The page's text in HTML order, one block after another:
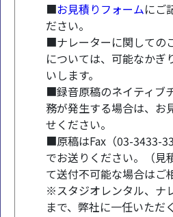
■お見積りフォームにご
ださい。
■ナレーターに関しての
については、可能なかぎ
いします。
■録音原稿のネイティブ
務が発生する場合は、お
せください。
■原稿はFax（03-3433-
でお送りください。（見
て送付不可能な場合はご
※スタジオレンタル、ナ
まで、弊社に一任いただ